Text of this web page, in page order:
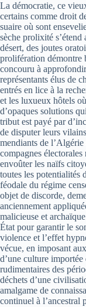
La démocratie, ce
certains comme droit
suaire où sont
sèche prolixité
désert, des joutes
prolifération démontre
concouru à
représentants élus de
entrés en lice à la
et les luxueux hôtels
d’opaques solutions
tribut est payé par
de disputer leurs
mendiants de
compagnes électorales
envoûter les naïfs
toutes les potentialités
féodale du régime
objet de discorde,
anciennement
malicieuse et
État pour garantir le
violence et l’effet
vécue, en imposant
d’une culture
rudimentaires des
déchets d’une
amalgame de
continuel à l’ancestral